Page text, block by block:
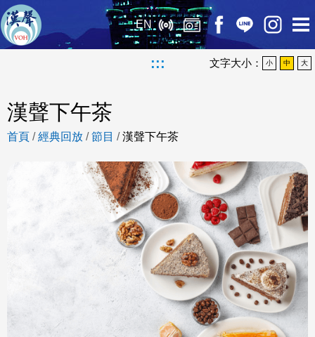
EN
::: 文字大小： 小 中 大
漢聲下午茶
首頁 /經典回放 /節目 /漢聲下午茶